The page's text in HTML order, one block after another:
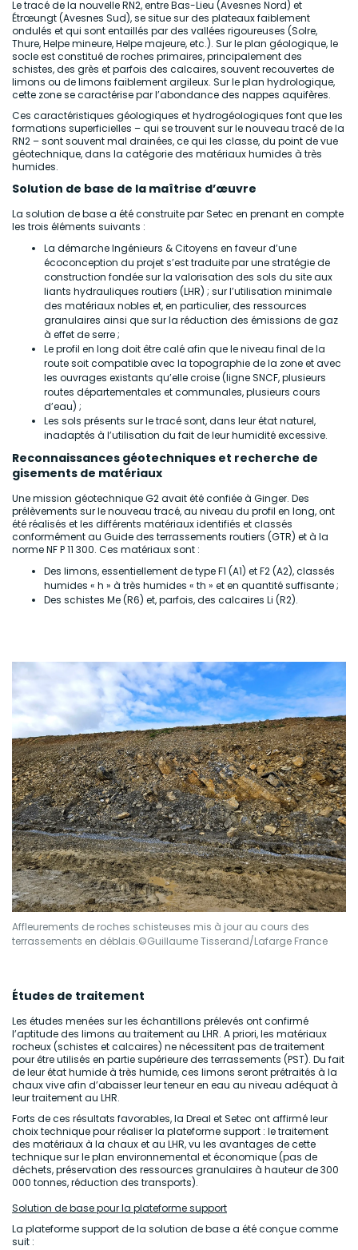
Le tracé de la nouvelle RN2, entre Bas-Lieu (Avesnes Nord) et
Étrœungt (Avesnes Sud), se situe sur des plateaux faiblement
ondulés et qui sont entaillés par des vallées rigoureuses (Solre,
Thure, Helpe mineure, Helpe majeure, etc.). Sur le plan géologique, le
socle est constitué de roches primaires, principalement des
schistes, des grès et parfois des calcaires, souvent recouvertes de
limons ou de limons faiblement argileux. Sur le plan hydrologique,
cette zone se caractérise par l’abondance des nappes aquifères.
Ces caractéristiques géologiques et hydrogéologiques font que les
formations superficielles – qui se trouvent sur le nouveau tracé de la
RN2 – sont souvent mal drainées, ce qui les classe, du point de vue
géotechnique, dans la catégorie des matériaux humides à très
humides.
Solution de base de la maîtrise d’œuvre
La solution de base a été construite par Setec en prenant en compte
les trois éléments suivants :
La démarche Ingénieurs & Citoyens en faveur d’une
écoconception du projet s’est traduite par une stratégie de
construction fondée sur la valorisation des sols du site aux
liants hydrauliques routiers (LHR) ; sur l’utilisation minimale
des matériaux nobles et, en particulier, des ressources
granulaires ainsi que sur la réduction des émissions de gaz
à effet de serre ;
Le profil en long doit être calé afin que le niveau final de la
route soit compatible avec la topographie de la zone et avec
les ouvrages existants qu’elle croise (ligne SNCF, plusieurs
routes départementales et communales, plusieurs cours
d’eau) ;
Les sols présents sur le tracé sont, dans leur état naturel,
inadaptés à l’utilisation du fait de leur humidité excessive.
Reconnaissances géotechniques et recherche de
gisements de matériaux
Une mission géotechnique G2 avait été confiée à Ginger. Des
prélèvements sur le nouveau tracé, au niveau du profil en long, ont
été réalisés et les différents matériaux identifiés et classés
conformément au Guide des terrassements routiers (GTR) et à la
norme NF P 11 300. Ces matériaux sont :
Des limons, essentiellement de type F1 (A1) et F2 (A2), classés
humides « h » à très humides « th » et en quantité suffisante ;
Des schistes Me (R6) et, parfois, des calcaires Li (R2).
Affleurements de roches schisteuses mis à jour au cours des
terrassements en déblais.©Guillaume Tisserand/Lafarge France
Études de traitement
Les études menées sur les échantillons prélevés ont confirmé
l’aptitude des limons au traitement au LHR. A priori, les matériaux
rocheux (schistes et calcaires) ne nécessitent pas de traitement
pour être utilisés en partie supérieure des terrassements (PST). Du fait
de leur état humide à très humide, ces limons seront prétraités à la
chaux vive afin d’abaisser leur teneur en eau au niveau adéquat à
leur traitement au LHR.
Forts de ces résultats favorables, la Dreal et Setec ont affirmé leur
choix technique pour réaliser la plateforme support : le traitement
des matériaux à la chaux et au LHR, vu les avantages de cette
technique sur le plan environnemental et économique (pas de
déchets, préservation des ressources granulaires à hauteur de 300
000 tonnes, réduction des transports).
Solution de base pour la plateforme support
La plateforme support de la solution de base a été conçue comme
suit :